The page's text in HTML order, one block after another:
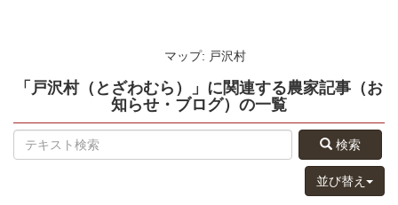
マップ: 戸沢村
「戸沢村（とざわむら）」 に関連する農家記事（お
知らせ・ブログ） の一覧
検索
並び替え